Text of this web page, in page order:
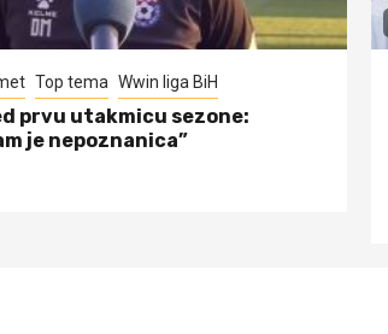
Top tema Wwin liga BiH
prvu utakmicu sezone:
je nepoznanica”